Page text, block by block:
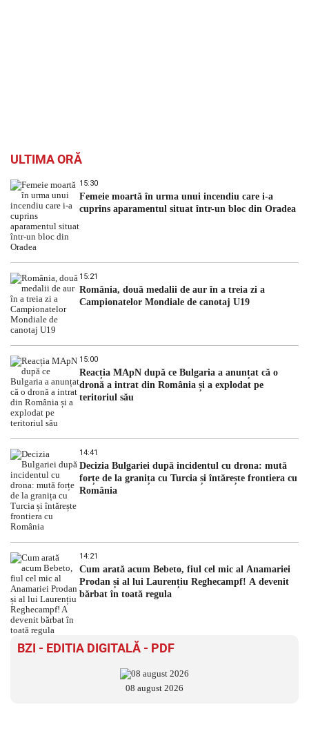
ULTIMA ORĂ
15:30
Femeie moartă în urma unui incendiu care i-a
cuprins aparamentul situat într-un bloc din Oradea
15:21
România, două medalii de aur în a treia zi a
Campionatelor Mondiale de canotaj U19
15:00
Reacția MApN după ce Bulgaria a anunțat că o
dronă a intrat din România și a explodat pe
teritoriul său
14:41
Decizia Bulgariei după incidentul cu drona: mută
forțe de la granița cu Turcia și întărește frontiera cu
România
14:21
Cum arată acum Bebeto, fiul cel mic al Anamariei
Prodan și al lui Laurențiu Reghecampf! A devenit
bărbat în toată regula
BZI - EDITIA DIGITALĂ - PDF
08 august 2026